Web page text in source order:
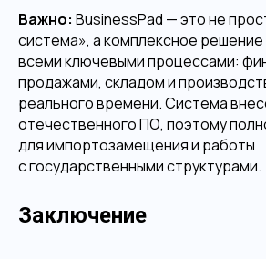
Важно: BusinessPad — это не
система», а комплексное решение
всеми ключевыми процессами:
продажами, складом и
реального времени. Система
отечественного ПО, поэтому
для импортозамещения и работы
с государственными структурами.
Заключение